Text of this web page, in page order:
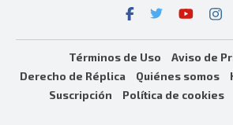
Términos de Uso
Aviso de
Derecho de Réplica
Quiénes somos
Suscripción
Política de cookies